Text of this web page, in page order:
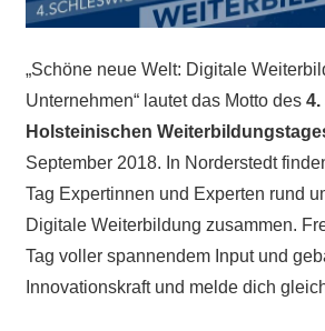
„Schöne neue Welt: Digitale
Unternehmen“ lautet das Motto des 4.
Holsteinischen
September 2018. In Norderstedt
Tag Expertinnen und Experten rund
Digitale Weiterbildung zusammen.
Tag voller spannendem Input und
Innovationskraft und melde dich